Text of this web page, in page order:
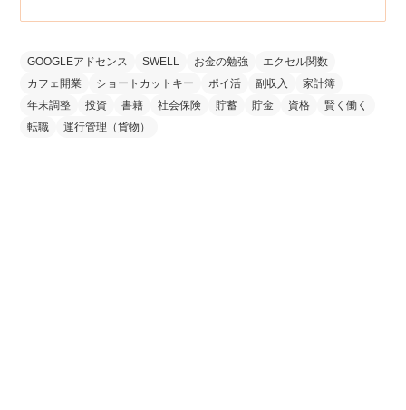
GOOGLEアドセンス SWELL お金の勉強
エクセル関数
カフェ開業
ショートカットキー ポイ活 副収入
家計簿
年末調整
投資 書籍 社会保険 貯蓄 貯金 資格
賢く働く
転職
運行管理（貨物）